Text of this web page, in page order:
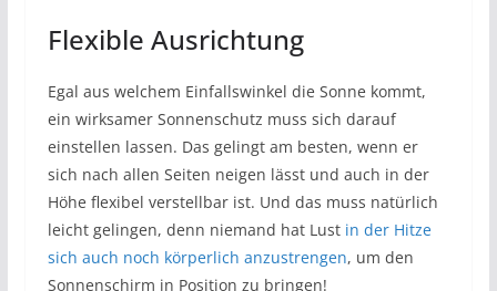
Flexible Ausrichtung
Egal aus welchem Einfallswinkel die Sonne kommt,
ein wirksamer Sonnenschutz muss sich darauf
einstellen lassen. Das gelingt am besten, wenn er
sich nach allen Seiten neigen lässt und auch in der
Höhe flexibel verstellbar ist. Und das muss natürlich
leicht gelingen, denn niemand hat Lust in der Hitze
sich auch noch körperlich anzustrengen, um den
Sonnenschirm in Position zu bringen!